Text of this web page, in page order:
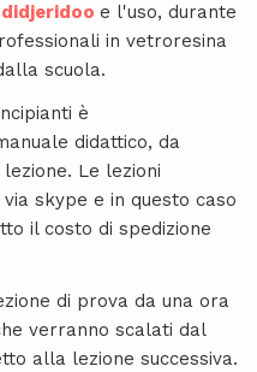
e l'uso, durante
in vetroresina
scuola.
è
didattico, da
Le lezioni
skype e in questo caso
il costo di spedizione
di prova da una ora
verranno scalati dal
alla lezione successiva.